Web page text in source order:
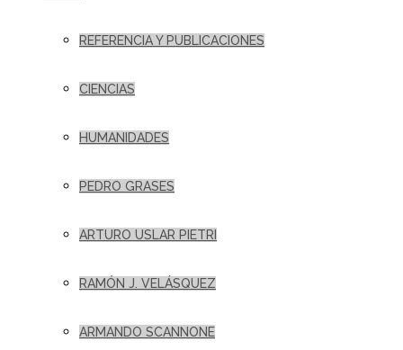
REFERENCIA Y PUBLICACIONES
CIENCIAS
HUMANIDADES
PEDRO GRASES
ARTURO USLAR PIETRI
RAMÓN J. VELÁSQUEZ
ARMANDO SCANNONE